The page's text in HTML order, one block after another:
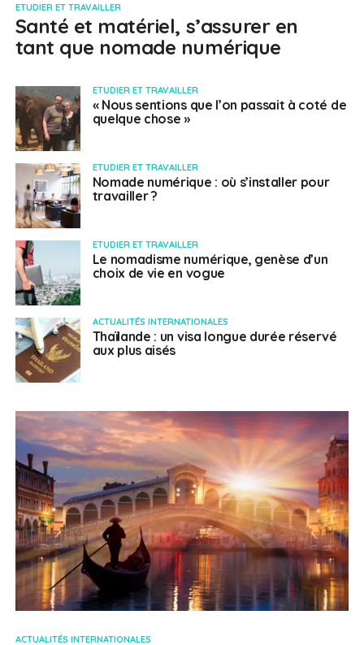
ETUDIER ET TRAVAILLER
Santé et matériel, s’assurer en
tant que nomade numérique
ETUDIER ET TRAVAILLER
« Nous sentions que l’on passait à coté de
quelque chose »
ETUDIER ET TRAVAILLER
Nomade numérique : où s’installer pour
travailler ?
ETUDIER ET TRAVAILLER
Le nomadisme numérique, genèse d’un
choix de vie en vogue
ACTUALITÉS INTERNATIONALES
Thaïlande : un visa longue durée réservé
aux plus aisés
ACTUALITÉS INTERNATIONALES